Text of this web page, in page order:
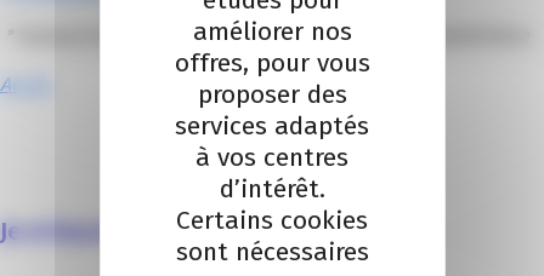
* Campus Sud des Métiers 13 avenue Simone Veil 06200 Nice
Accès
Je m’inscris à la Nuit de l’orientation
améliorer nos
offres, pour vous
proposer des
services adaptés
à vos centres
d’intérêt.
Certains cookies
sont nécessaires